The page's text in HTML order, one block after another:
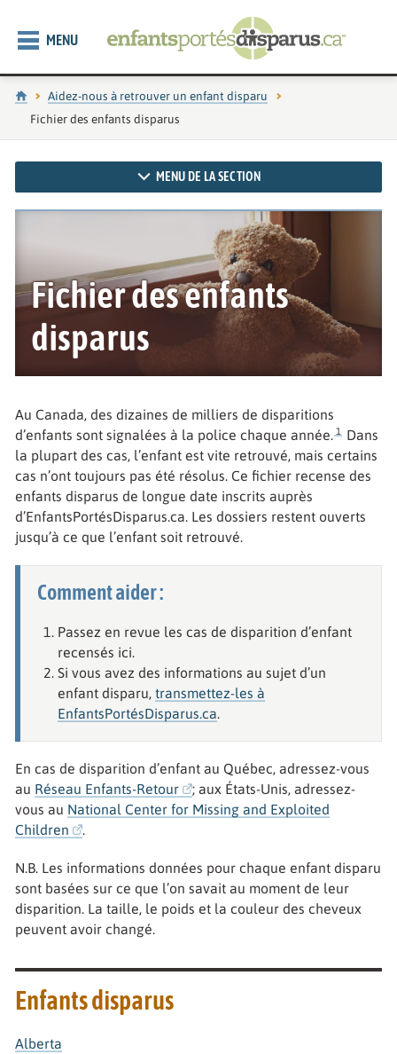
MENU
Accueil
Aidez-nous à retrouver un enfant disparu
Page actuelle :
Fichier des enfants disparus
MENU DE LA SECTION
Fichier des enfants
disparus
Au Canada, des dizaines de milliers de disparitions
d’enfants sont signalées à la police chaque année. 1
Dans
la plupart des cas, l’enfant est vite retrouvé, mais certains
cas n’ont toujours pas été résolus. Ce fichier recense des
enfants disparus de longue date inscrits auprès
d’EnfantsPortésDisparus.ca. Les dossiers restent ouverts
jusqu’à ce que l’enfant soit retrouvé.
Comment aider :
Passez en revue les cas de disparition d’enfant
recensés ici.
Si vous avez des informations au sujet d’un
enfant disparu,transmettez-les à
EnfantsPortésDisparus.ca
En cas de disparition d’enfant au Québec, adressez-vous
au Réseau Enfants-Retour
; aux États-Unis, adressez-
vous au National Center for Missing and Exploited
Children
.
N.B. Les informations données pour chaque enfant disparu
sont basées sur ce que l’on savait au moment de leur
disparition. La taille, le poids et la couleur des cheveux
peuvent avoir changé.
Enfants disparus
Alberta